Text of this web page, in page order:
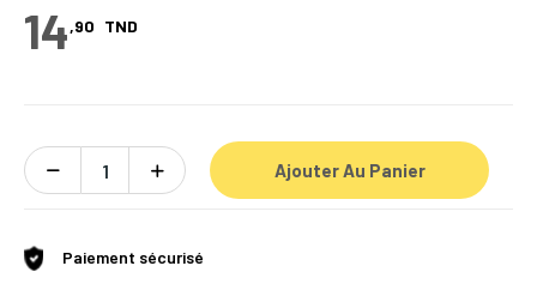
14,90 TND
Ajouter Au Panier
Paiement sécurisé